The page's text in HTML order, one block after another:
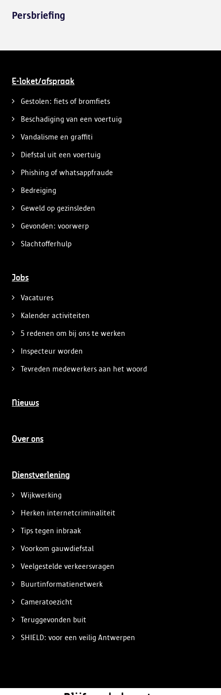
Persbriefing
E-loket/afspraak
Gestolen: fiets of bromfiets
Beschadiging van een voertuig
Vandalisme en graffiti
Diefstal uit een voertuig
Phishing of whatsappfraude
Bedreiging
Geweld op gezinsleden
Gevonden: voorwerp
Slachtofferhulp
Jobs
Vacatures
Kalender activiteiten
5 redenen om bij ons te werken
Inspecteur worden
Tevreden medewerkers aan het woord
Nieuws
Over ons
Dienstverlening
Wijkwerking
Herken internetcriminaliteit
Tips tegen inbraak
Voorkom gauwdiefstal
Veelgestelde verkeersvragen
Buurtinformatienetwerk
Cameratoezicht
Teruggevonden buit
SHIELD: voor een veilig Antwerpen